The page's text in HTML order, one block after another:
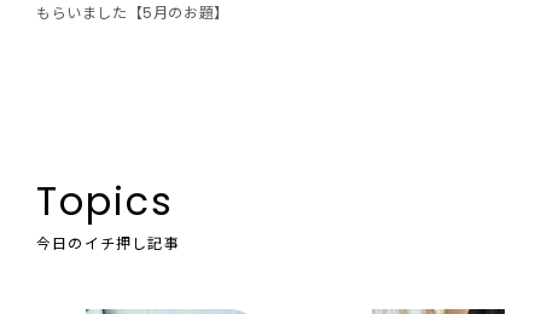
もらいました【5月のお題】
Topics
今日のイチ押し記事